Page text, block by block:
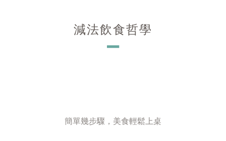
減法飲食哲學
－
簡單幾步驟，美食輕鬆上桌